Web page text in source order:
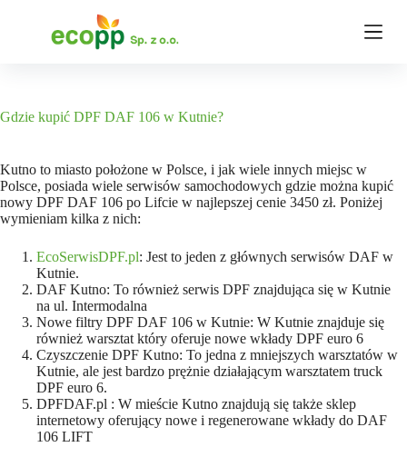
ź
t
r
e
ś
Gdzie kupić DPF DAF 106 w Kutnie?
Kutno to miasto położone w Polsce, i jak wiele innych miejsc w
Polsce, posiada wiele serwisów samochodowych gdzie można kupić
nowy DPF DAF 106 po Lifcie w najlepszej cenie 3450 zł. Poniżej
wymieniam kilka z nich:
EcoSerwisDPF.pl: Jest to jeden z głównych serwisów DAF w
Kutnie.
DAF Kutno: To również serwis DPF znajdująca się w Kutnie
na ul. Intermodalna
Nowe filtry DPF DAF 106 w Kutnie: W Kutnie znajduje się
również warsztat który oferuje nowe wkłady DPF euro 6
Czyszczenie DPF Kutno: To jedna z mniejszych warsztatów w
Kutnie, ale jest bardzo prężnie działającym warsztatem truck
DPF euro 6.
DPFDAF.pl : W mieście Kutno znajdują się także sklep
internetowy oferujący nowe i regenerowane wkłady do DAF
106 LIFT